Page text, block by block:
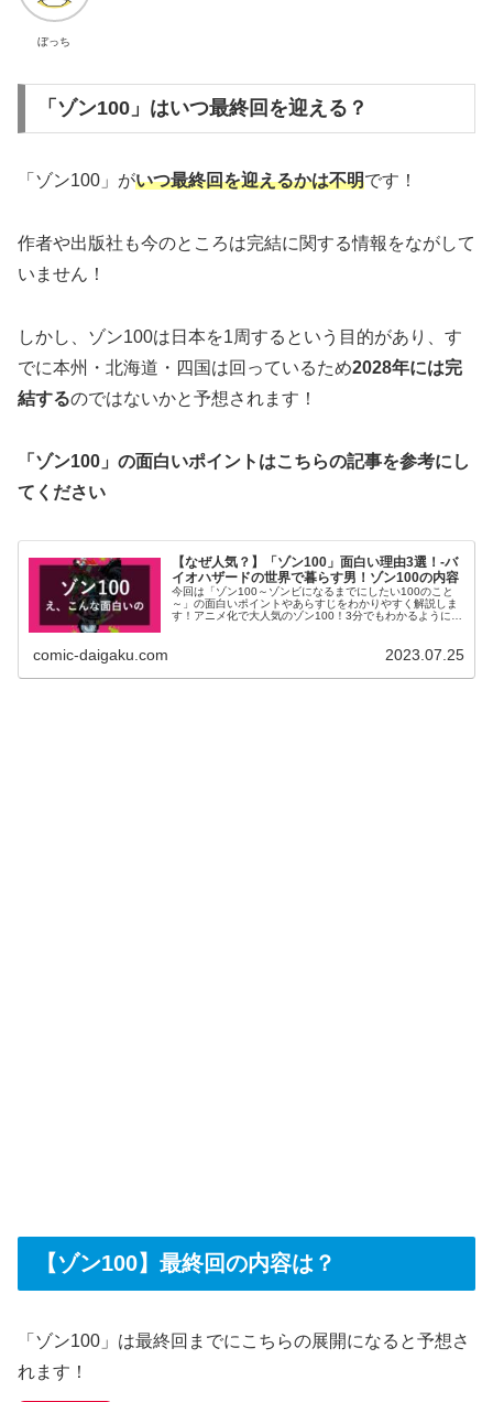
ぼっち
「ゾン100」はいつ最終回を迎える？
「ゾン100」がいつ最終回を迎えるかは不明です！
作者や出版社も今のところは完結に関する情報をながして
いません！
しかし、ゾン100は日本を1周するという目的があり、す
でに本州・北海道・四国は回っているため2028年には完
結するのではないかと予想されます！
「ゾン100」の面白いポイントはこちらの記事を参考にし
てください
【なぜ人気？】「ゾン100」面白い理由3選！-バ
イオハザードの世界で暮らす男！ゾン100の内容
今回は「ゾン100～ゾンビになるまでにしたい100のこと
～」の面白いポイントやあらすじをわかりやすく解説しま
す！アニメ化で大人気のゾン100！3分でもわかるようにま
参考にしてください！お得に読める方法も記載してます
comic-daigaku.com 2023.07.25
【ゾン100】最終回の内容は？
「ゾン100」は最終回までにこちらの展開になると予想さ
れます！